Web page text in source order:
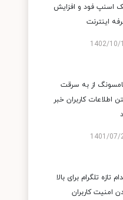
اسنپ‌ فود و افزایش
اینترنت
1402/10/
از به سرقت
اطلاعات کاربران خبر
1401/07/
تازه تلگرام برای بالا
امنیت کاربران